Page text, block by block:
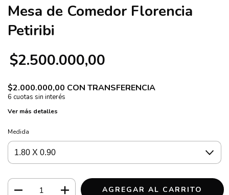
Mesa de Comedor Florencia
Petiribi
$2.500.000,00
$2.000.000,00 CON TRANSFERENCIA
Ver más detalles
Medida